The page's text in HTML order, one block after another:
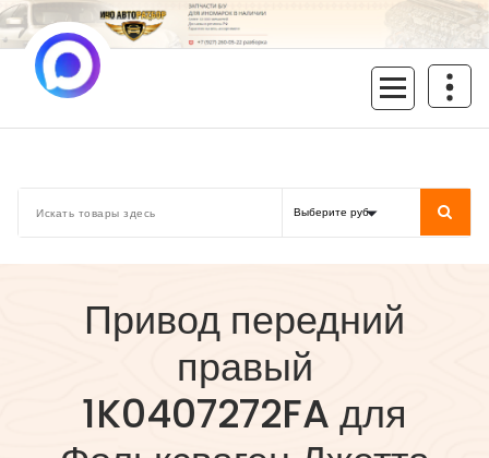
Перейти
к
содержимому
Привод передний
правый
1K0407272FA для